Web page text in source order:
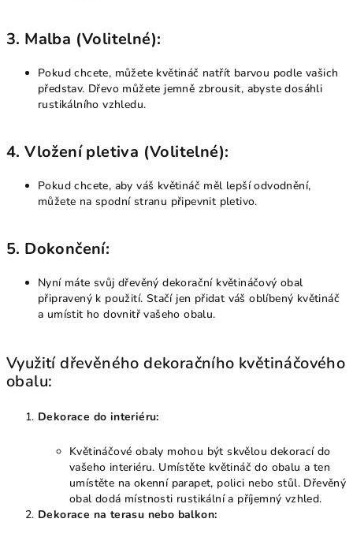
3. Malba (Volitelné):
Pokud chcete, můžete květináč natřít barvou podle vašich
představ. Dřevo můžete jemně zbrousit, abyste dosáhli
rustikálního vzhledu.
4.Vložení pletiva (Volitelné):
Pokud chcete, aby váš květináč měl lepší odvodnění,
můžete na spodní stranu připevnit pletivo.
5. Dokončení:
Nyní máte svůj dřevěný dekorační květináčový obal
připravený k použití. Stačí jen přidat váš oblíbený květináč
a umístit ho dovnitř vašeho obalu.
Využití dřevěného dekoračního květináčového
obalu:
Dekorace do interiéru:
Květináčové obaly mohou být skvělou dekorací do
vašeho interiéru. Umístěte květináč do obalu a ten
umístěte na okenní parapet, polici nebo stůl. Dřevěný
obal dodá místnosti rustikální a příjemný vzhled.
Dekorace na terasu nebo balkon: